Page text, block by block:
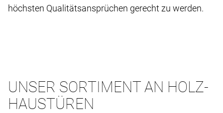
höchsten Qualitätsansprüchen gerecht zu werden.
UNSER SORTIMENT AN HOLZ-
HAUSTÜREN